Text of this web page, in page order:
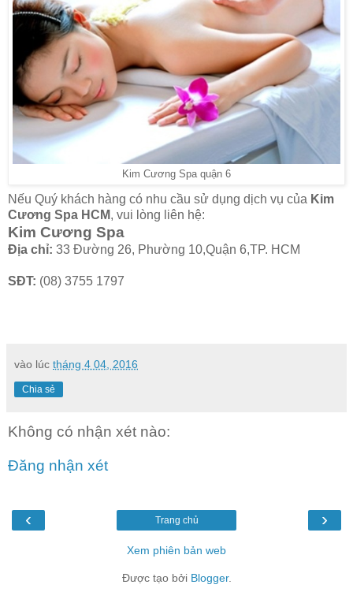
Kim Cương Spa quận 6
Nếu Quý khách hàng có nhu cầu sử dụng dịch vụ của Kim
Cương Spa HCM, vui lòng liên hệ:
Kim Cương Spa
Địa chỉ: 33 Đường 26, Phường 10,Quận 6,TP. HCM
SĐT: (08) 3755 1797
vào lúc tháng 4 04, 2016
Chia sẻ
Không có nhận xét nào:
Đăng nhận xét
‹ ›
Trang chủ
Xem phiên bản web
Được tạo bởi Blogger.